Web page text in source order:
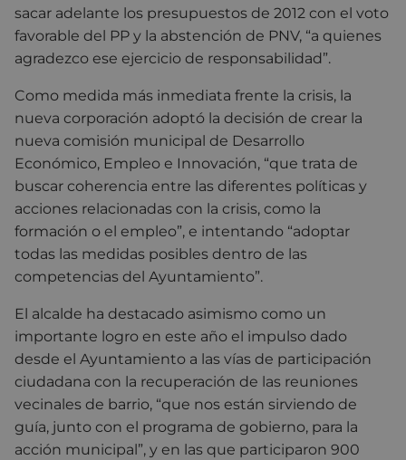
sacar adelante los presupuestos de 2012 con el voto
favorable del PP y la abstención de PNV, “a quienes
agradezco ese ejercicio de responsabilidad”.
Como medida más inmediata frente la crisis, la
nueva corporación adoptó la decisión de crear la
nueva comisión municipal de Desarrollo
Económico, Empleo e Innovación, “que trata de
buscar coherencia entre las diferentes políticas y
acciones relacionadas con la crisis, como la
formación o el empleo”, e intentando “adoptar
todas las medidas posibles dentro de las
competencias del Ayuntamiento”.
El alcalde ha destacado asimismo como un
importante logro en este año el impulso dado
desde el Ayuntamiento a las vías de participación
ciudadana con la recuperación de las reuniones
vecinales de barrio, “que nos están sirviendo de
guía, junto con el programa de gobierno, para la
acción municipal”, y en las que participaron 900